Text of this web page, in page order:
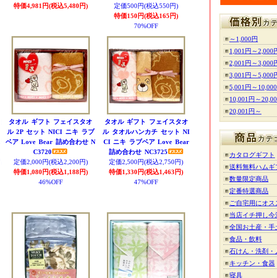
特価4,981円(税込5,480円)
定価500円(税込550円)
特価150円(税込165円)
70%OFF
タオル ギフト フェイスタオ
ル 2P セット NICI ニキ ラブ
ベア Love Bear 詰め合わせ N
C3720
定価2,000円(税込2,200円)
特価1,080円(税込1,188円)
46%OFF
タオル ギフト フェイスタオ
ル タオルハンカチ セット NI
CI ニキ ラブベア Love Bear
詰め合わせ NC3725
定価2,500円(税込2,750円)
特価1,330円(税込1,463円)
47%OFF
～1,000円
1,001円～2,000
2,001円～3,000
3,001円～5,000
5,001円～
10,001円～
20,001円～
カタログギフト
送料無料ハムギ
数量限定商品
定番特選商品
ご自宅用にオス
当店イチ押し今
全国お土産・手
食品・飲料
石けん・洗剤・
キッチン・食器
寝具